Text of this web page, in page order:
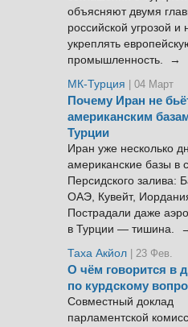
объясняют двумя
российской угрозой
укреплять
промышленность. →
МК-Турция
| 04 Март
Почему Иран не
американским
Турции
Иран уже несколько
американские базы в
Персидского залива:
ОАЭ, Кувейт,
Пострадали даже
в Турции — тишина.
Таха Акйол | 23 Фев.
О чём говорится в
по курдскому
Совместный доклад
парламентской